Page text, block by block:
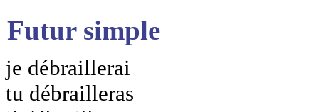
Futur simple
je débraillerai
tu débrailleras